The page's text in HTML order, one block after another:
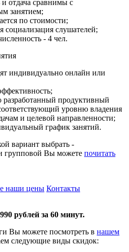
отдача сравнимы с
занятием;
по стоимости;
социализация слушателей;
- 4 чел.
индивидуально онлайн или
разработанный продуктивный
уровню владения
и целевой направленности;
график занятий.
вариант выбрать -
групповой Вы можете почитать
наши цены Контакты
990 рублей за 60 минут.
Вы можете посмотреть в нашем
следующие виды скидок: